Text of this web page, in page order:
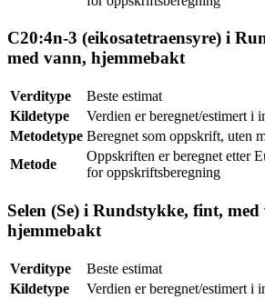
C20:4n-3 (eikosatetraensyre) i
med vann, hjemmebakt
Verditype
Beste estimat
Kildetype
Verdien er beregnet/estimert i
Metodetype Beregnet som oppskrift, uten
Metode
Oppskriften er beregnet etter
for oppskriftsberegning
Selen (Se) i Rundstykke, fint, med
hjemmebakt
Verditype
Beste estimat
Kildetype
Verdien er beregnet/estimert i